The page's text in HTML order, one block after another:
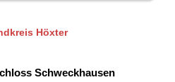
Höxter
Schweckhausen